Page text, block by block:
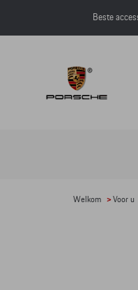
Beste
Welkom >Voor u